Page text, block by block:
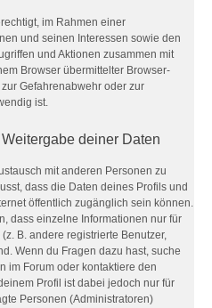
im Rahmen einer
und seinen Interessen sowie den
und Aktionen zusammen mit
Browser übermittelter Browser-
Gefahrenabwehr oder zur
ist.
deiner Daten
mit anderen Personen zu
dass die Daten deines Profils und
öffentlich zugänglich sein können.
dass einzelne Informationen nur für
B. andere registrierte Benutzer,
Wenn du Fragen dazu hast, suche
im Forum oder kontaktiere den
Profil ist dabei jedoch nur für
Personen (Administratoren)